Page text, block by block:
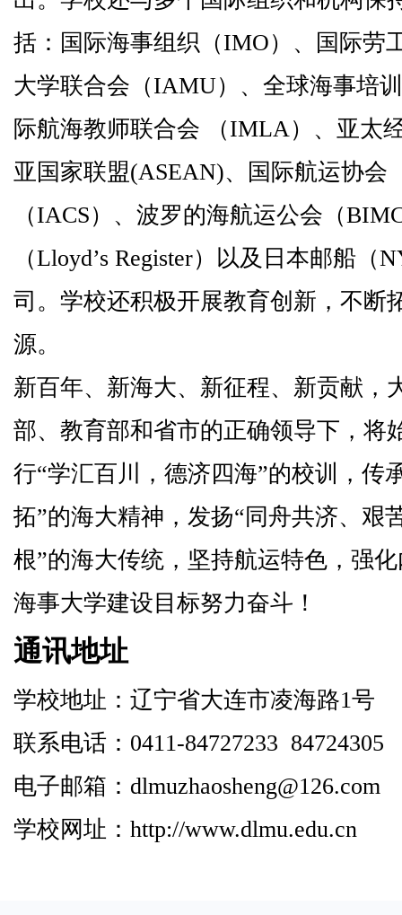
括：国际海事组织（IMO）、国际劳
大学联合会（IAMU）、全球海事培
际航海教师联合会 （IMLA）、亚太
亚国家联盟(ASEAN)、国际航运协会
（IACS）、波罗的海航运公会（
（Lloyd’s Register）以及日本邮船（
司。学校还积极开展教育创新，不断
源。
新百年、新海大、新征程、新贡献，
部、教育部和省市的正确领导下，将
行“学汇百川，德济四海”的校训，传
拓”的海大精神，发扬“同舟共济、艰
根”的海大传统，坚持航运特色，强
海事大学建设目标努力奋斗！
通讯地址
学校地址：辽宁省大连市凌海路1号
联系电话：0411-84727233 84724305
电子邮箱：dlmuzhaosheng@126.com
学校网址：http://www.dlmu.edu.cn